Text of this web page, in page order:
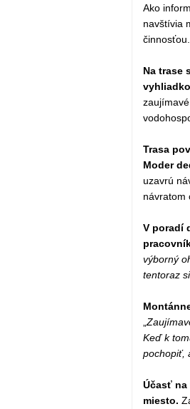
Ako
navštívia
činnosťou.
Na trase
Trasa
Moder
uzavrú
návratom
V poradí
výborný
tentoraz
Keď k
pochopiť,
Účasť na
miesto.